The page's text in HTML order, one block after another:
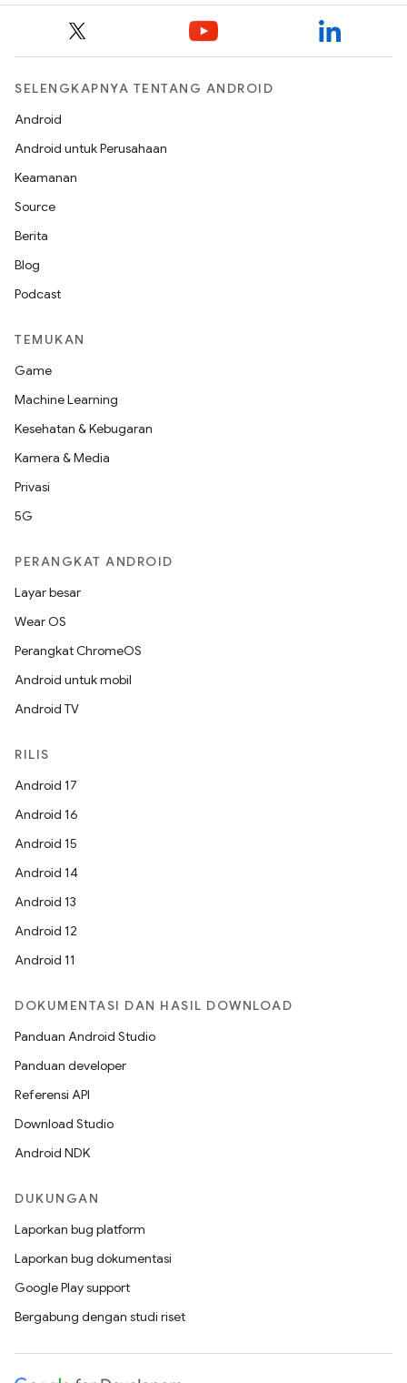
SELENGKAPNYA TENTANG ANDROID
Android
Android untuk Perusahaan
Keamanan
Source
Berita
Blog
Podcast
TEMUKAN
Game
Machine Learning
Kesehatan & Kebugaran
Kamera & Media
Privasi
5G
PERANGKAT ANDROID
Layar besar
Wear OS
Perangkat ChromeOS
Android untuk mobil
Android TV
RILIS
Android 17
Android 16
Android 15
Android 14
Android 13
Android 12
Android 11
DOKUMENTASI DAN HASIL DOWNLOAD
Panduan Android Studio
Panduan developer
Referensi API
Download Studio
Android NDK
DUKUNGAN
Laporkan bug platform
Laporkan bug dokumentasi
Google Play support
Bergabung dengan studi riset